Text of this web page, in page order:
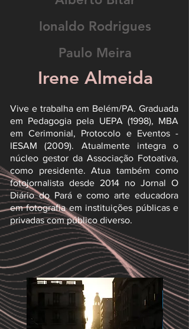
Ionaldo Rodrigues
Paulo Meira
Irene Almeida
Vive e trabalha em Belém/PA. Graduada
em Pedagogia pela UEPA (1998), MBA
em Cerimonial, Protocolo e Eventos -
IESAM (2009). Atualmente integra o
núcleo gestor da Associação Fotoativa,
como presidente. Atua também como
fotojornalista desde 2014 no Jornal O
Diário do Pará e como arte educadora
em fotografia em instituições públicas e
privadas com público diverso.